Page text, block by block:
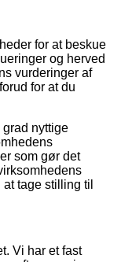
for at beskue
og herved
vurderinger af
for at du
nyttige
som gør det
tage stilling til
Vi har et fast